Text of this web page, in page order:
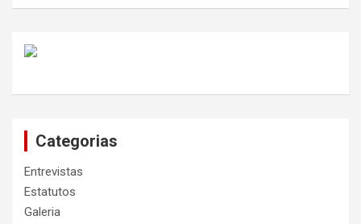
Categorias
Entrevistas
Estatutos
Galeria